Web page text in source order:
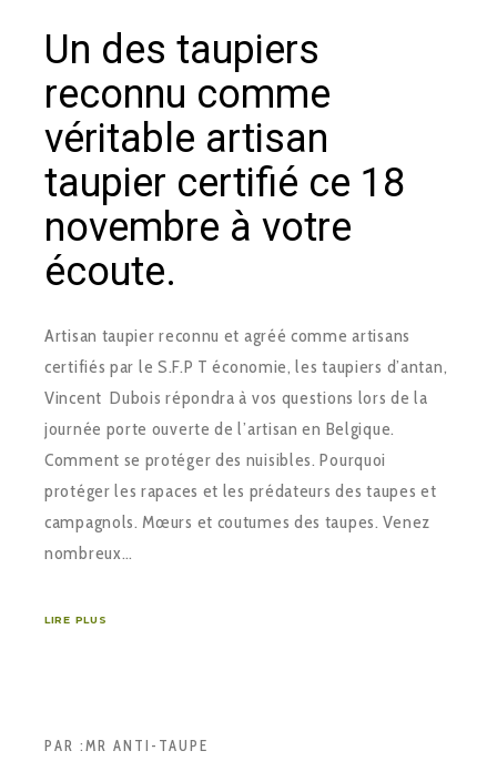
Un des taupiers
reconnu comme
véritable artisan
taupier certifié ce 18
novembre à votre
écoute.
Artisan taupier reconnu et agréé comme artisans
certifiés par le S.F.P T économie, les taupiers d’antan,
Vincent Dubois répondra à vos questions lors de la
journée porte ouverte de l’artisan en Belgique.
Comment se protéger des nuisibles. Pourquoi
protéger les rapaces et les prédateurs des taupes et
campagnols. Mœurs et coutumes des taupes. Venez
nombreux…
LIRE PLUS
PAR :MR ANTI-TAUPE